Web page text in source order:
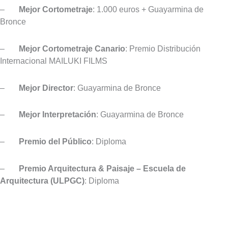
– Mejor Cortometraje: 1.000 euros + Guayarmina de
Bronce
– Mejor Cortometraje Canario: Premio Distribución
Internacional MAILUKI FILMS
– Mejor Director: Guayarmina de Bronce
– Mejor Interpretación: Guayarmina de Bronce
– Premio del Público: Diploma
– Premio Arquitectura & Paisaje – Escuela de
Arquitectura (ULPGC): Diploma